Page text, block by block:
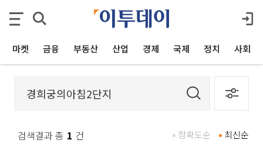
마켓 금융 부동산 산업 경제 국제 정치 사회
검색결과 총 1 건 최신순
정확도순